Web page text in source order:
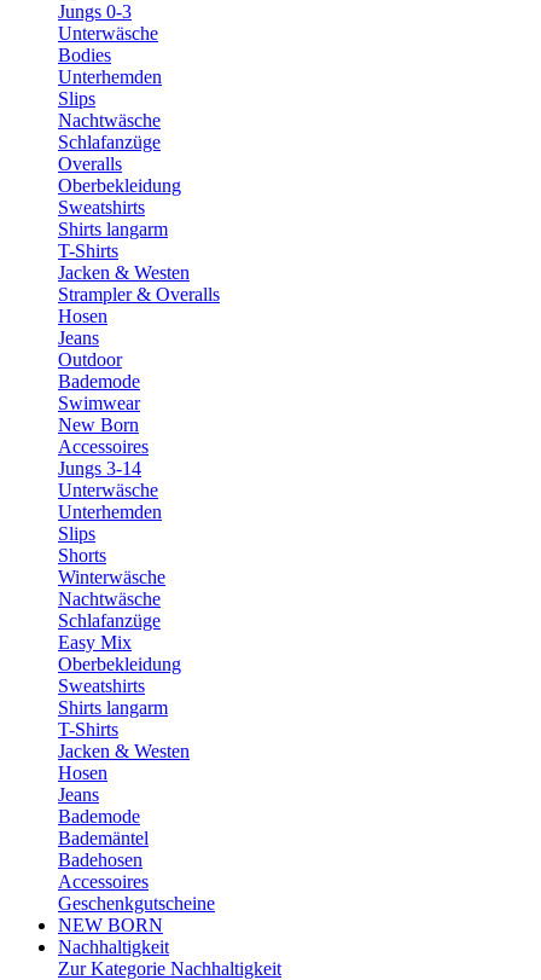
Jungs 0-3
Unterwäsche
Bodies
Unterhemden
Slips
Nachtwäsche
Schlafanzüge
Overalls
Oberbekleidung
Sweatshirts
Shirts langarm
T-Shirts
Jacken & Westen
Strampler & Overalls
Hosen
Jeans
Outdoor
Bademode
Swimwear
New Born
Accessoires
Jungs 3-14
Unterwäsche
Unterhemden
Slips
Shorts
Winterwäsche
Nachtwäsche
Schlafanzüge
Easy Mix
Oberbekleidung
Sweatshirts
Shirts langarm
T-Shirts
Jacken & Westen
Hosen
Jeans
Bademode
Bademäntel
Badehosen
Accessoires
Geschenkgutscheine
NEW BORN
Nachhaltigkeit
Zur Kategorie Nachhaltigkeit